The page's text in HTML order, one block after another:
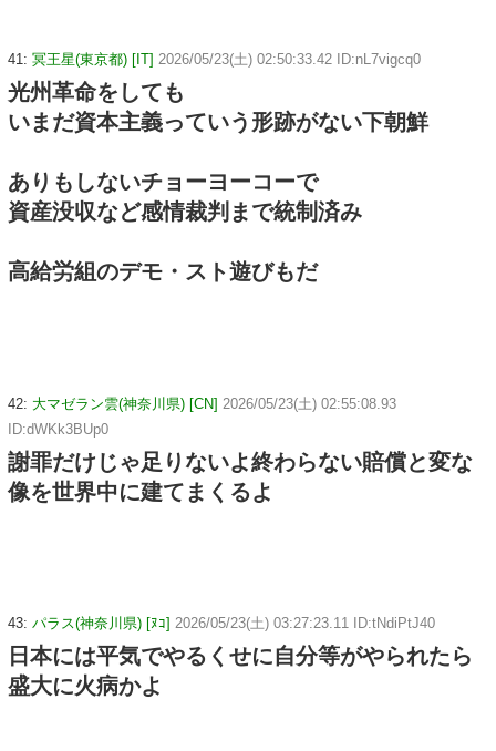
41: 冥王星(東京都) [IT] 2026/05/23(土) 02:50:33.42 ID:nL7vigcq0
光州革命をしても
いまだ資本主義っていう形跡がない下朝鮮
ありもしないチョーヨーコーで
資産没収など感情裁判まで統制済み
高給労組のデモ・スト遊びもだ
42: 大マゼラン雲(神奈川県) [CN] 2026/05/23(土) 02:55:08.93
ID:dWKk3BUp0
謝罪だけじゃ足りないよ終わらない賠償と変な
像を世界中に建てまくるよ
43: パラス(神奈川県) [ﾇｺ] 2026/05/23(土) 03:27:23.11 ID:tNdiPtJ40
日本には平気でやるくせに自分等がやられたら
盛大に火病かよ